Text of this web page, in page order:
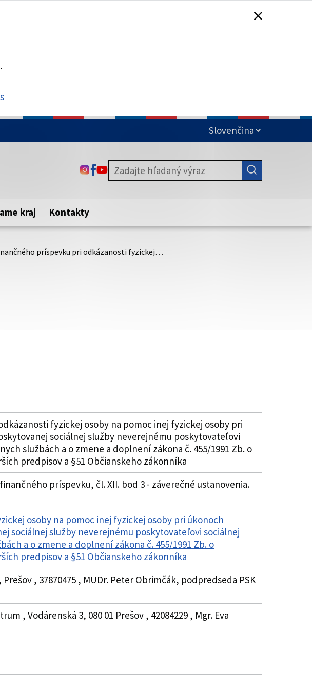
je zabezpečená
webovú stránku. Zabezpečená stránka vždy začína
pred názvom domény webového sídla.
ODKAZ SA OTVORÍ NA NOVEJ KARTE
ODKAZ SA OTVORÍ NA NOVEJ KARTE
ODKAZ SA OTVORÍ NA NOVEJ KARTE
kraj Kontakty
príspevku pri odkázanosti fyzickej…
fyzickej osoby na pomoc inej fyzickej osoby pri
sociálnej služby neverejnému poskytovateľovi
službách a o zmene a doplnení zákona č. 455/1991 Zb. o
predpisov a §51 Občianskeho zákonníka
príspevku, čl. XII. bod 3 - záverečné ustanovenia.
osoby na pomoc inej fyzickej osoby pri úkonoch
sociálnej služby neverejnému poskytovateľovi sociálnej
a o zmene a doplnení zákona č. 455/1991 Zb. o
predpisov a §51 Občianskeho zákonníka
, 37870475 , MUDr. Peter Obrimčák, podpredseda PSK
, Vodárenská 3, 080 01 Prešov , 42084229 , Mgr. Eva